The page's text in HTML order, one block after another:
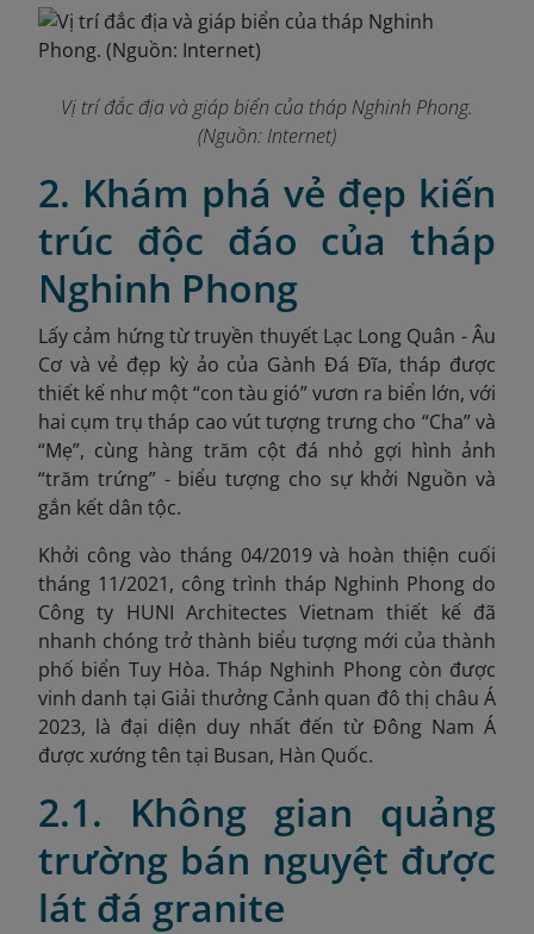
Vị trí đắc địa và giáp biển của tháp Nghinh Phong.
(Nguồn: Internet)
2. Khám phá vẻ đẹp kiến
trúc độc đáo của tháp
Nghinh Phong
Lấy cảm hứng từ truyền thuyết Lạc Long Quân - Âu
Cơ và vẻ đẹp kỳ ảo của Gành Đá Đĩa, tháp được
thiết kế như một “con tàu gió” vươn ra biển lớn, với
hai cụm trụ tháp cao vút tượng trưng cho “Cha” và
“Mẹ”, cùng hàng trăm cột đá nhỏ gợi hình ảnh
“trăm trứng” - biểu tượng cho sự khởi Nguồn và
gắn kết dân tộc.
Khởi công vào tháng 04/2019 và hoàn thiện cuối
tháng 11/2021, công trình tháp Nghinh Phong do
Công ty HUNI Architectes Vietnam thiết kế đã
nhanh chóng trở thành biểu tượng mới của thành
phố biển Tuy Hòa. Tháp Nghinh Phong còn được
vinh danh tại Giải thưởng Cảnh quan đô thị châu Á
2023, là đại diện duy nhất đến từ Đông Nam Á
được xướng tên tại Busan, Hàn Quốc.
2.1. Không gian quảng
trường bán nguyệt được
lát đá granite